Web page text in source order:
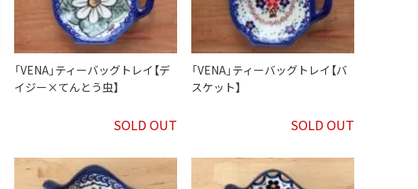
「VENA」ティーバッグトレイ【デ
イジー×てんとう虫】
SOLD OUT
「VENA」ティーバッグトレイ【バ
スケット】
SOLD OUT